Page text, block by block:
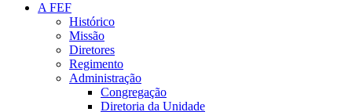
A FEF
Histórico
Missão
Diretores
Regimento
Administração
Congregação
Diretoria da Unidade